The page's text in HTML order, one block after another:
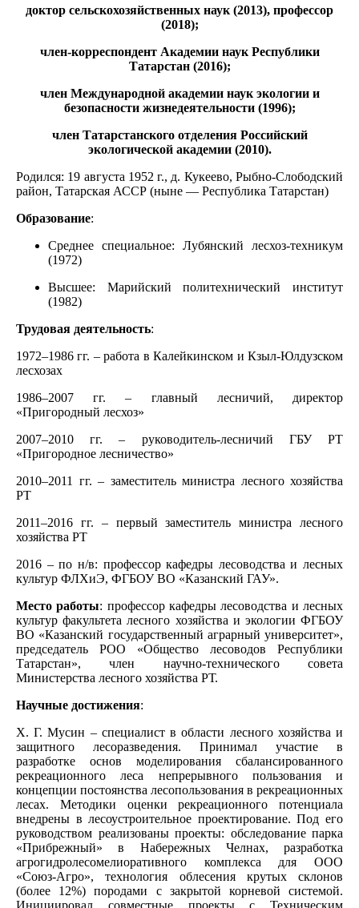
доктор сельскохозяйственных наук (2013), профессор
(2018);
член-корреспондент Академии наук Республики
Татарстан (2016);
член Международной академии наук экологии и
безопасности жизнедеятельности (1996);
член Татарстанского отделения Российский
экологической академии (2010).
Родился: 19 августа 1952 г., д. Кукеево, Рыбно-Слободский
район, Татарская АССР (ныне — Республика Татарстан)
Образование:
Среднее специальное: Лубянский лесхоз-техникум
(1972)
Высшее: Марийский политехнический институт
(1982)
Трудовая деятельность:
1972–1986 гг. – работа в Калейкинском и Кзыл-Юлдузском
лесхозах
1986–2007 гг. – главный лесничий, директор
«Пригородный лесхоз»
2007–2010 гг. – руководитель-лесничий ГБУ РТ
«Пригородное лесничество»
2010–2011 гг. – заместитель министра лесного хозяйства
РТ
2011–2016 гг. – первый заместитель министра лесного
хозяйства РТ
2016 – по н/в: профессор кафедры лесоводства и лесных
культур ФЛХиЭ, ФГБОУ ВО «Казанский ГАУ».
Место работы: профессор кафедры лесоводства и лесных
культур факультета лесного хозяйства и экологии ФГБОУ
ВО «Казанский государственный аграрный университет»,
председатель РОО «Общество лесоводов Республики
Татарстан», член научно-технического совета
Министерства лесного хозяйства РТ.
Научные достижения:
Х. Г. Мусин – специалист в области лесного хозяйства и
защитного лесоразведения. Принимал участие в
разработке основ моделирования сбалансированного
рекреационного леса непрерывного пользования и
концепции постоянства лесопользования в рекреационных
лесах. Методики оценки рекреационного потенциала
внедрены в лесоустроительное проектирование. Под его
руководством реализованы проекты: обследование парка
«Прибрежный» в Набережных Челнах, разработка
агрогидролесомелиоративного комплекса для ООО
«Союз-Агро», технология облесения крутых склонов
(более 12%) породами с закрытой корневой системой.
Инициировал совместные проекты с Техническим